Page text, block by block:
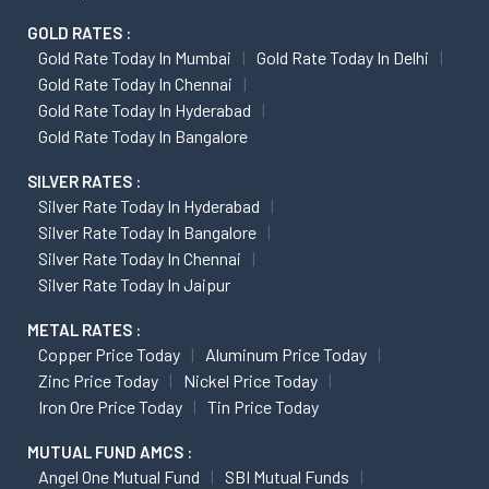
GOLD RATES :
Gold Rate Today In Mumbai
Gold Rate Today In Delhi
Gold Rate Today In Chennai
Gold Rate Today In Hyderabad
Gold Rate Today In Bangalore
SILVER RATES :
Silver Rate Today In Hyderabad
Silver Rate Today In Bangalore
Silver Rate Today In Chennai
Silver Rate Today In Jaipur
METAL RATES :
Copper Price Today
Aluminum Price Today
Zinc Price Today
Nickel Price Today
Iron Ore Price Today
Tin Price Today
MUTUAL FUND AMCS :
Angel One Mutual Fund
SBI Mutual Funds